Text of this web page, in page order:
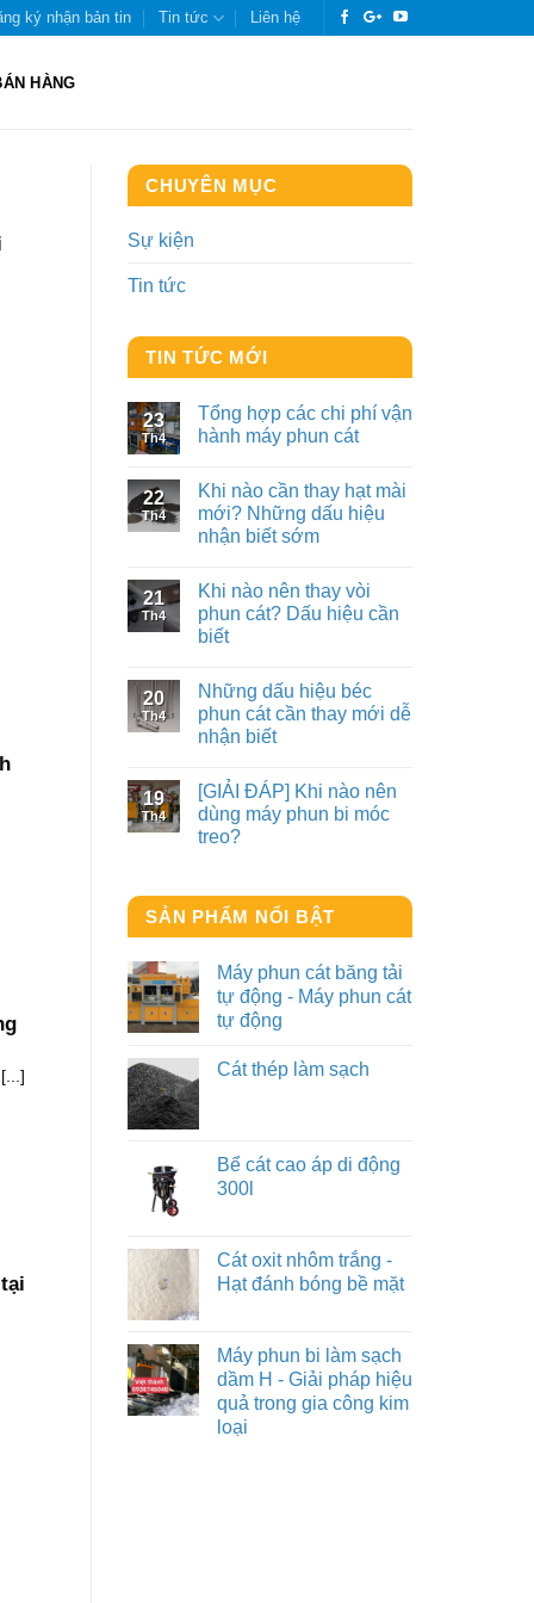
ký nhận bản tin Tin tức Liên hệ
HÀNG
CHUYÊN MỤC
Sự kiện
Tin tức
TIN TỨC MỚI
23
Th4
Tổng hợp các chi phí vận
hành máy phun cát
22
Th4
Khi nào cần thay hạt mài
mới? Những dấu hiệu
nhận biết sớm
21
Th4
Khi nào nên thay vòi
phun cát? Dấu hiệu cần
biết
20
Th4
Những dấu hiệu béc
phun cát cần thay mới dễ
nhận biết
19
Th4
[GIẢI ĐÁP] Khi nào nên
dùng máy phun bi móc
treo?
SẢN PHẨM NỔI BẬT
Máy phun cát băng tải
tự động - Máy phun cát
tự động
Cát thép làm sạch
Bể cát cao áp di động
300l
Cát oxit nhôm trắng -
Hạt đánh bóng bề mặt
Máy phun bi làm sạch
dầm H - Giải pháp hiệu
quả trong gia công kim
loại